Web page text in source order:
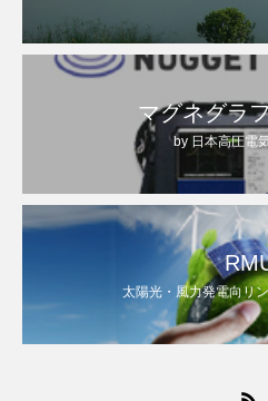
マグネグラ
by 日本高圧電
太陽光・風力発電向リ